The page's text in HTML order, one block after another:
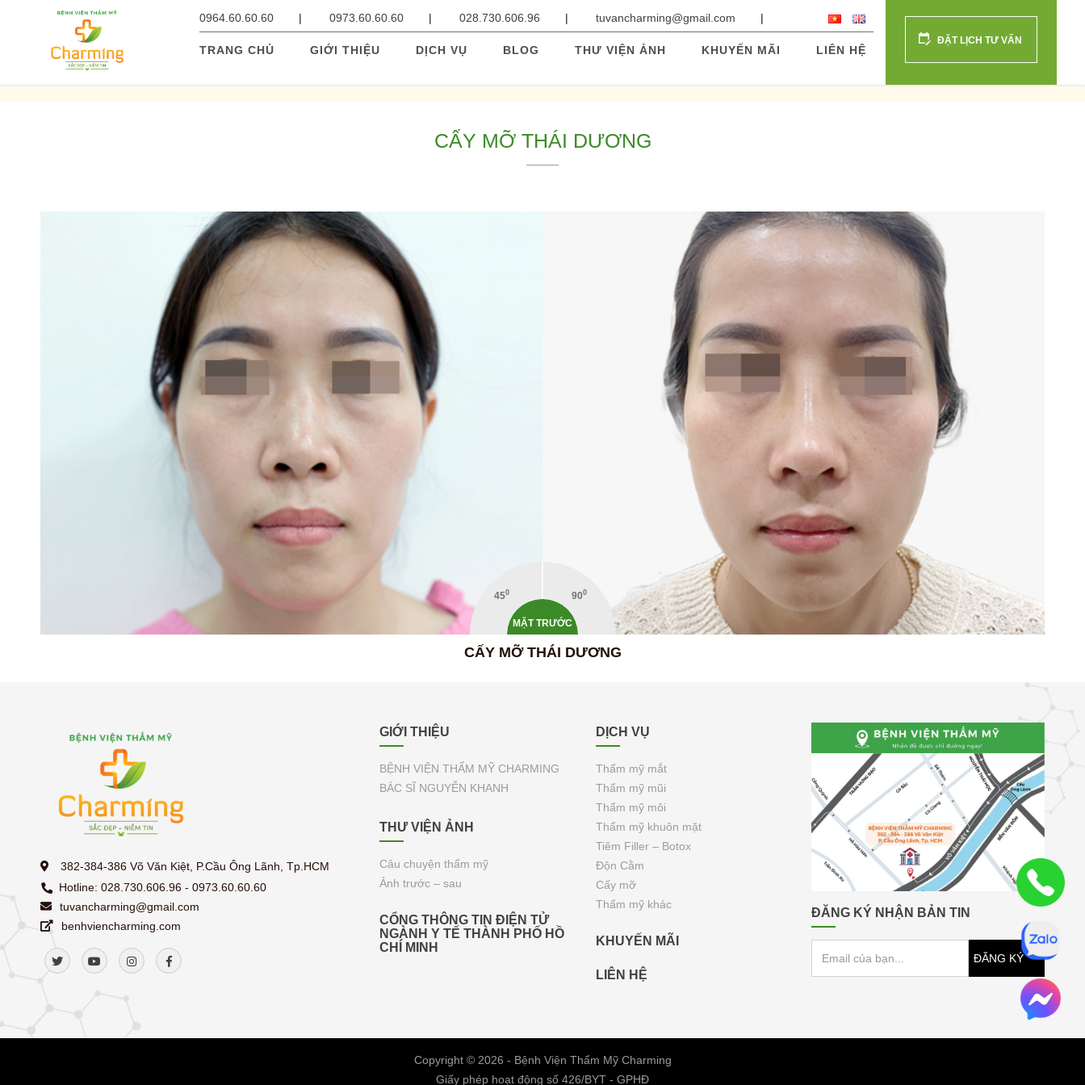
0964.60.60.60 0973.60.60.60 028.730.606.96 tuvancharming@gmail.com
TRANG CHỦ GIỚI THIỆU DỊCH VỤ BLOG THƯ VIỆN ẢNH KHUYẾN MÃI LIÊN HỆ
ĐẶT LỊCH TƯ VẤN
CẤY MỠ THÁI DƯƠNG
MẶT TRƯỚC
450 900
CẤY MỠ THÁI DƯƠNG
382-384-386 Võ Văn Kiệt, P.Cầu Ông Lãnh, Tp.HCM
Hotline: 028.730.606.96 - 0973.60.60.60
tuvancharming@gmail.com
benhviencharming.com
GIỚI THIỆU
BỆNH VIỆN THẨM MỸ CHARMING
BÁC SĨ NGUYỄN KHANH
THƯ VIỆN ẢNH
Câu chuyện thẩm mỹ
Ảnh trước – sau
CỔNG THÔNG TIN ĐIỆN TỬ
NGÀNH Y TẾ THÀNH PHỐ HỒ
CHÍ MINH
DỊCH VỤ
Thẩm mỹ mắt
Thẩm mỹ mũi
Thẩm mỹ môi
Thẩm mỹ khuôn mặt
Tiêm Filler – Botox
Độn Cằm
Cấy mỡ
Thẩm mỹ khác
KHUYẾN MÃI
LIÊN HỆ
ĐĂNG KÝ NHẬN BẢN TIN
ĐĂNG KÝ
Copyright © 2026 - Bệnh Viện Thẩm Mỹ Charming
Giấy phép hoạt động số 426/BYT - GPHĐ